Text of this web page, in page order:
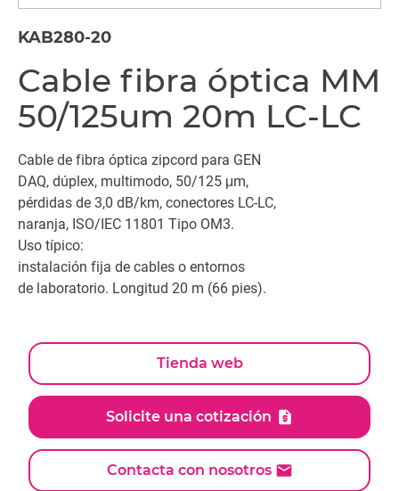
KAB280-20
Cable fibra óptica MM
50/125um 20m LC-LC
Cable de fibra óptica zipcord para GEN
DAQ, dúplex, multimodo, 50/125 μm,
pérdidas de 3,0 dB/km, conectores LC-LC,
naranja, ISO/IEC 11801 Tipo OM3.
Uso típico:
instalación fija de cables o entornos
de laboratorio. Longitud 20 m (66 pies).
Tienda web
Solicite una cotización
Contacta con nosotros